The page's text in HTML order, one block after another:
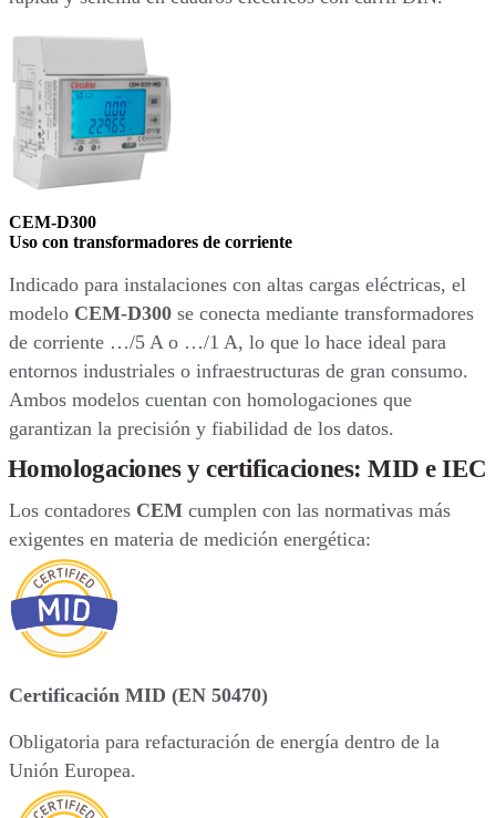
CEM-D300
Uso con transformadores de corriente
Indicado para instalaciones con altas cargas eléctricas, el
modelo CEM-D300 se conecta mediante transformadores
de corriente …/5 A o …/1 A, lo que lo hace ideal para
entornos industriales o infraestructuras de gran consumo.
Ambos modelos cuentan con homologaciones que
garantizan la precisión y fiabilidad de los datos.
Homologaciones y certificaciones: MID e IEC
Los contadores CEM cumplen con las normativas más
exigentes en materia de medición energética:
Certificación MID (EN 50470)
Obligatoria para refacturación de energía dentro de la
Unión Europea.